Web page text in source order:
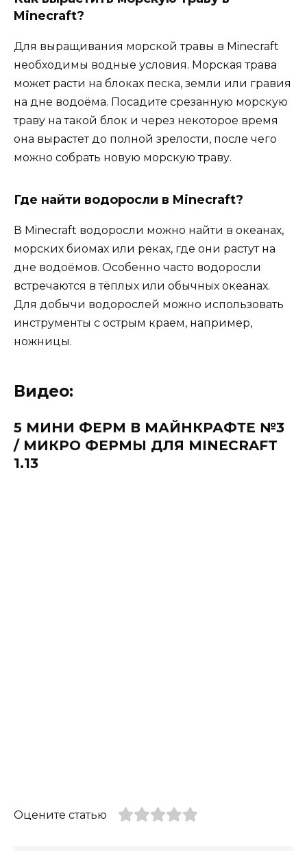
Minecraft?
Для выращивания морской травы в Minecraft
необходимы водные условия. Морская трава
может расти на блоках песка, земли или гравия
на дне водоёма. Посадите срезанную морскую
траву на такой блок и через некоторое время
она вырастет до полной зрелости, после чего
можно собрать новую морскую траву.
Где найти водоросли в Minecraft?
В Minecraft водоросли можно найти в океанах,
морских биомах или реках, где они растут на
дне водоёмов. Особенно часто водоросли
встречаются в тёплых или обычных океанах.
Для добычи водорослей можно использовать
инструменты с острым краем, например,
ножницы.
Видео:
5 МИНИ ФЕРМ В МАЙНКРАФТЕ №3
/ МИКРО ФЕРМЫ ДЛЯ MINECRAFT
1.13
Оцените статью